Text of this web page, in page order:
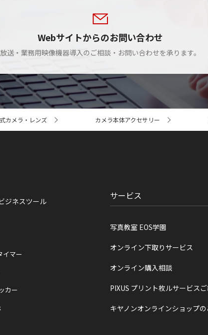
Webサイトからのお問い合わせ
放送・業務用映像機器導入のご相談・お問い合わせを承ります。
カメラ・レンズ カメラ本体アクセサリー
ジネスツール
イマー
カー
サービス
写真教室 EOS学園
オンライン下取りサービス
オンライン購入相談
PIXUS プリント枚ルサービス
キヤノンオンラインショップ